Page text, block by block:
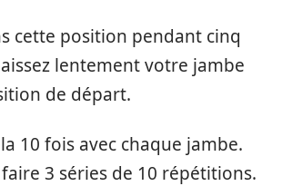
cette position pendant cinq
lentement votre jambe
de départ.
10 fois avec chaque jambe.
3 séries de 10 répétitions.